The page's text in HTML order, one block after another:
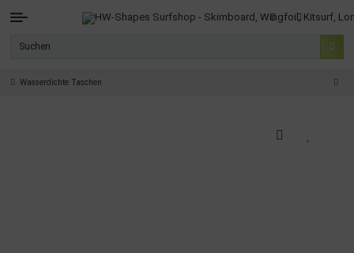
Wasserdichte Taschen